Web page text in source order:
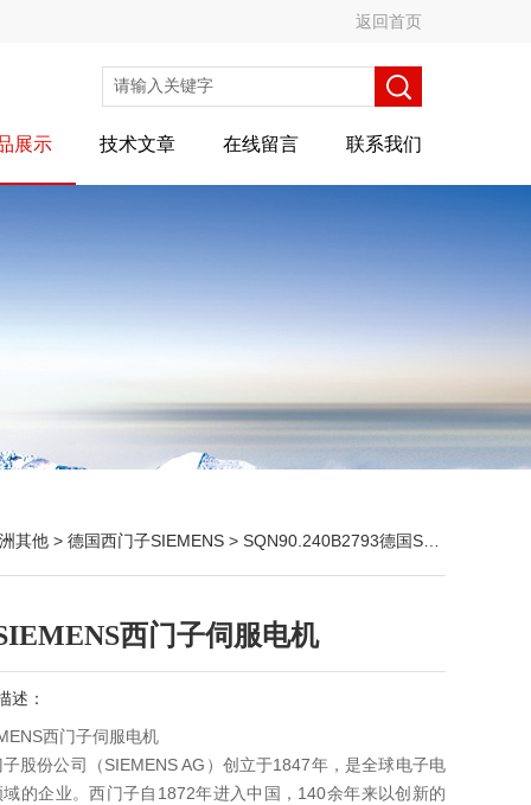
返回首页
展示 技术文章 在线留言 联系我们
其他 > 德国西门子SIEMENS > SQN90.240B2793德国SIEMENS西门子伺服电机
西门子伺服电机
述：
西门子伺服电机
股份公司（SIEMENS AG）创立于1847年，是全球电子电
的企业。西门子自1872年进入中国，140余年来以创新的